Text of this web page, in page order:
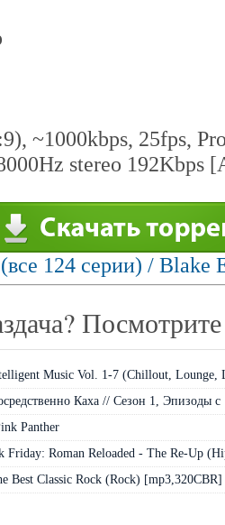
~1000kbps, 25fps,
stereo 192Kbps
124 серии) / Blake
Music Vol. 1-7 (Chillout,
Каха // Сезон 1, Эпизоды
Panther
Roman Reloaded - The Re-Up
Best Classic Rock (Rock) [mp3,320CBR]